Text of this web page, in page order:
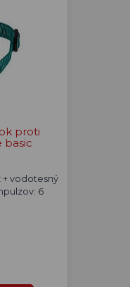
proti
basic
+ vodotesný
6